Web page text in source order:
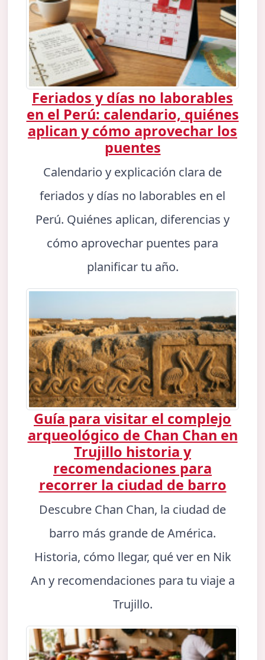
Feriados y días no laborables
en el Perú: calendario, quiénes
aplican y cómo aprovechar los
puentes
Calendario y explicación clara de
feriados y días no laborables en el
Perú. Quiénes aplican, diferencias y
cómo aprovechar puentes para
planificar tu año.
Guía para visitar el complejo
arqueológico de Chan Chan en
Trujillo historia y
recomendaciones para
recorrer la ciudad de barro
Descubre Chan Chan, la ciudad de
barro más grande de América.
Historia, cómo llegar, qué ver en Nik
An y recomendaciones para tu viaje a
Trujillo.